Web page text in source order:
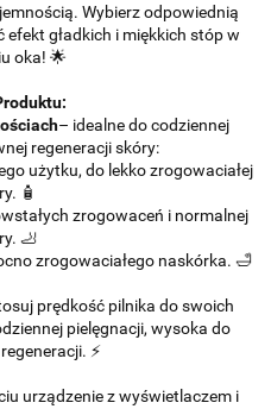
Wybierz odpowiednią
efekt gładkich i miękkich stóp w
oka! 🌟
– idealne do codziennej
regeneracji skóry:
użytku, do lekko zrogowaciałej
🧴
zrogowaceń i normalnej
🦶
zrogowaciałego naskórka. 🛁
prędkość pilnika do swoich
pielęgnacji, wysoka do
⚡
urządzenie z wyświetlaczem i